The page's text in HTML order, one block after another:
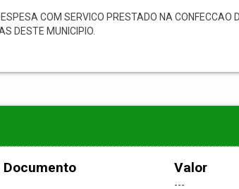
COM SERVICO PRESTADO NA CONFECCAO
DESTE MUNICIPIO.
Documento Valor
---